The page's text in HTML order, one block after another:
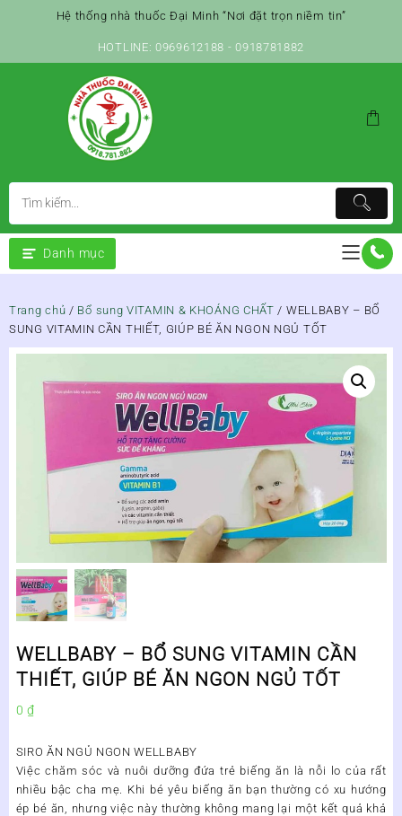
Hệ thống nhà thuốc Đại Minh “Nơi đặt trọn niềm tin”
HOTLINE: 0969612188 - 0918781882
Danh mục
Trang chủ / Bổ sung VITAMIN & KHOÁNG CHẤT / WELLBABY – BỔ
SUNG VITAMIN CẦN THIẾT, GIÚP BÉ ĂN NGON NGỦ TỐT
WELLBABY – BỔ SUNG VITAMIN CẦN
THIẾT, GIÚP BÉ ĂN NGON NGỦ TỐT
0 ₫
SIRO ĂN NGỦ NGON WELLBABY
Việc chăm sóc và nuôi dưỡng đứa trẻ biếng ăn là nỗi lo của rất
nhiều bậc cha mẹ. Khi bé yêu biếng ăn bạn thường có xu hướng
ép bé ăn, nhưng việc này thường không mang lại một kết quả khả